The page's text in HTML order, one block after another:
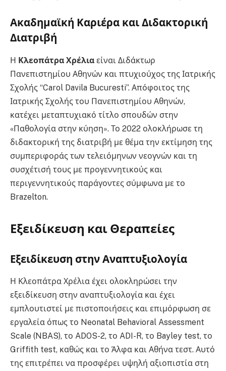
Ακαδημαϊκή Καριέρα και Διδακτορική
Διατριβή
Η Κλεοπάτρα Χρέλια είναι Διδάκτωρ
Πανεπιστημίου Αθηνών και πτυχιούχος της Ιατρικής
Σχολής “Carol Davila Bucuresti”. Απόφοιτος της
Ιατρικής Σχολής του Πανεπιστημίου Αθηνών,
κατέχει μεταπτυχιακό τίτλο σπουδών στην
«Παθολογία στην κύηση». Το 2022 ολοκλήρωσε τη
διδακτορική της διατριβή με θέμα την εκτίμηση της
συμπεριφοράς των τελειόμηνων νεογνών και τη
συσχέτισή τους με προγεννητικούς και
περιγεννητικούς παράγοντες σύμφωνα με το
Brazelton.
Εξειδίκευση και Θεραπείες
Εξειδίκευση στην Αναπτυξιολογία
Η Κλεοπάτρα Χρέλια έχει ολοκληρώσει την
εξειδίκευση στην αναπτυξιολογία και έχει
εμπλουτιστεί με πιστοποιήσεις και επιμόρφωση σε
εργαλεία όπως το Neonatal Behavioral Assessment
Scale (NBAS), το ADOS-2, το ADI-R, το Bayley test, το
Griffith test, καθώς και το Άλφα και Αθήνα τεστ. Αυτό
της επιτρέπει να προσφέρει υψηλή αξιοπιστία στη